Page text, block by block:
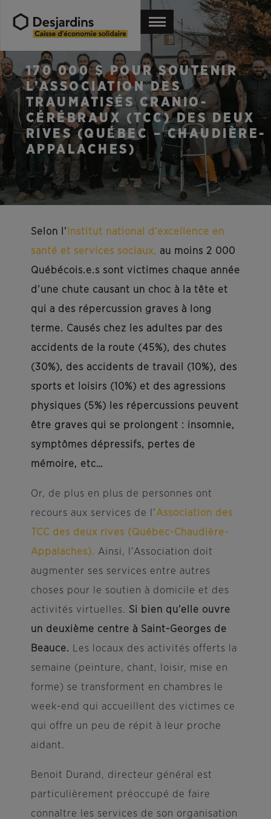
170 000 $ POUR SOUTENIR
L’ASSOCIATION DES
TRAUMATISÉS CRANIO-
CÉRÉBRAUX (TCC) DES DEUX
RIVES (QUÉBEC – CHAUDIÈRE-
APPALACHES)
Selon l’ Institut national d’excellence en
santé et services sociaux, au moins 2 000
Québécois.e.s sont victimes chaque année
d’une chute causant un choc à la tête et
qui a des répercussion graves à long
terme. Causés chez les adultes par des
accidents de la route (45%), des chutes
(30%), des accidents de travail (10%), des
sports et loisirs (10%) et des agressions
physiques (5%) les répercussions peuvent
être graves qui se prolongent : insomnie,
symptômes dépressifs, pertes de
mémoire, etc…
Or, de plus en plus de personnes ont
recours aux services de l’Association des
TCC des deux rives (Québec-Chaudière-
Appalaches). Ainsi, l’Association doit
augmenter ses services entre autres
choses pour le soutien à domicile et des
activités virtuelles. Si bien qu’elle ouvre
un deuxième centre à Saint-Georges de
Beauce.
Les locaux des activités offerts la
semaine (peinture, chant, loisir, mise en
forme) se transforment en chambres le
week-end qui accueillent des victimes ce
qui offre un peu de répit à leur proche
aidant.
Benoit Durand, directeur général est
particulièrement préoccupé de faire
connaître les services de son organisation